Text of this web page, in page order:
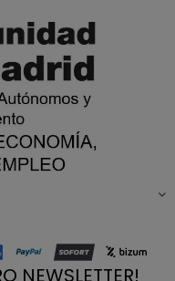
NEWSLETTER!